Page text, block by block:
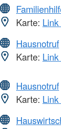
Karte:
Hausnotruf
Karte:
Hausnotruf
Karte: